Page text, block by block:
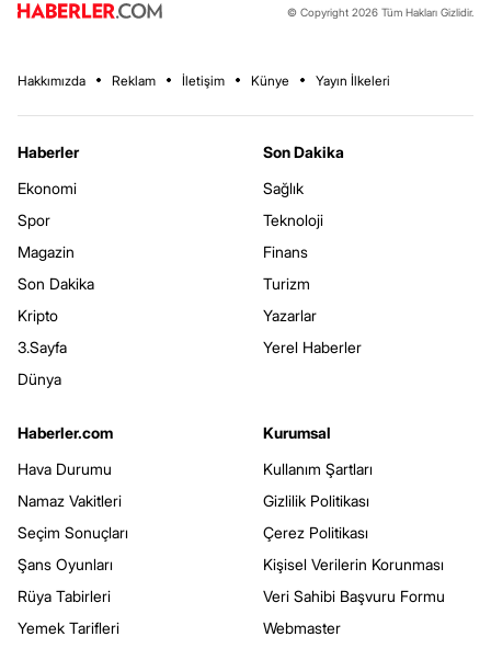
© Copyright 2026 Tüm Hakları Gizlidir.
Hakkımızda Reklam İletişim Künye Yayın İlkeleri
Haberler
Ekonomi
Spor
Magazin
Son Dakika
Kripto
3.Sayfa
Dünya
Son Dakika
Sağlık
Teknoloji
Finans
Turizm
Yazarlar
Yerel Haberler
Haberler.com
Hava Durumu
Namaz Vakitleri
Seçim Sonuçları
Şans Oyunları
Rüya Tabirleri
Yemek Tarifleri
Kurumsal
Kullanım Şartları
Gizlilik Politikası
Çerez Politikası
Kişisel Verilerin Korunması
Veri Sahibi Başvuru Formu
Webmaster